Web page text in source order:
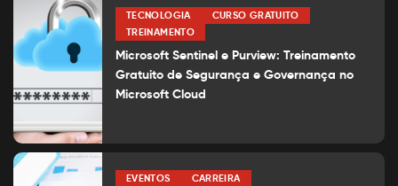
TECNOLOGIA
CURSO GRATUITO
TREINAMENTO
Microsoft Sentinel e Purview: Treinamento
Gratuito de Segurança e Governança no
Microsoft Cloud
EVENTOS
CARREIRA